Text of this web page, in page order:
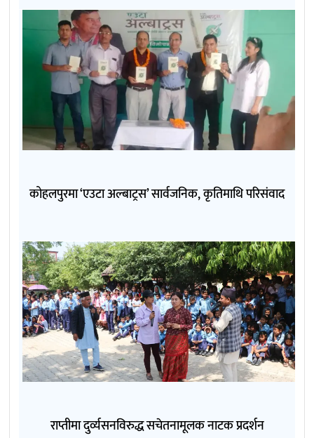
कोहलपुरमा ‘एउटा अल्बाट्रस’ सार्वजनिक, कृतिमाथि परिसंवाद
राप्तीमा दुर्व्यसनविरुद्ध सचेतनामूलक नाटक प्रदर्शन